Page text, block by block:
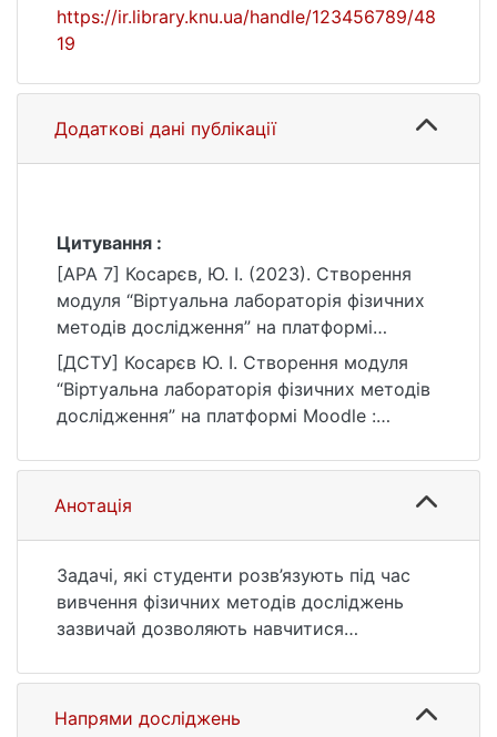
https://ir.library.knu.ua/handle/123456789/48
19
Додаткові дані публікації
Цитування :
[APA 7] Косарєв, Ю. І. (2023). Створення
модуля “Віртуальна лабораторія фізичних
методів дослідження” на платформі
Moodle [Бакалаврська робота, Київський
національний університет імені Тараса
Шевченка]. eKNUTSHIR.
https://ir.library.knu.ua/handle/123456789/48
19
[ДСТУ] Косарєв Ю. І. Створення модуля
“Віртуальна лабораторія фізичних методів
дослідження” на платформі Moodle :
Природничі науки. Київ, 2023. 41 с. URL:
https://ir.library.knu.ua/handle/123456789/48
19 (дата звернення: 25.07.2026).
Анотація
Задачі, які студенти розв’язують під час
вивчення фізичних методів досліджень
зазвичай дозволяють навчитися
далекими від реальних задач, які
виникають під час роботи в лабораторії,
Напрями досліджень